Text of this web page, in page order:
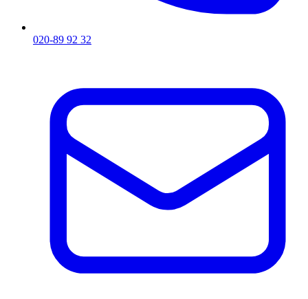
020-89 92 32